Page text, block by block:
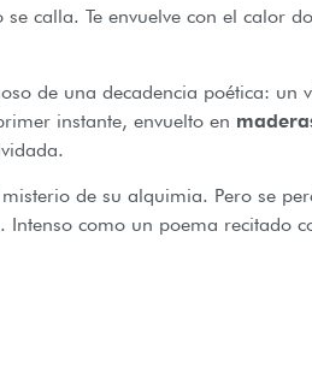
calla. Te envuelve con el calor
de una decadencia poética:
instante, envuelto en
de su alquimia. Pero se
Intenso como un poema recitado